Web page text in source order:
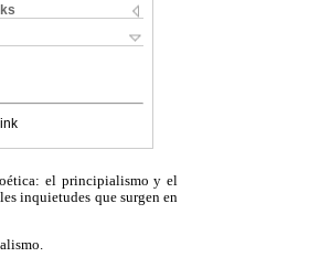
el principialismo y el
inquietudes que surgen en